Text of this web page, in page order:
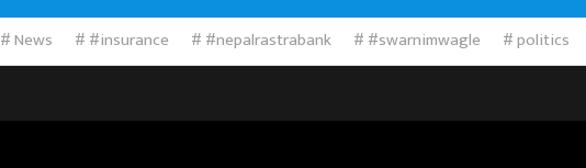
News #insurance #nepalrastrabank #swarnimwagle politics